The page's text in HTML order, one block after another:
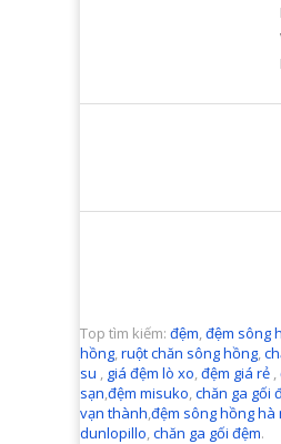
Top tìm kiếm: đệm đệm sông
hồng ruột chăn sông hồng
su
giá đệm lò xo đệm giá rẻ
sạn đệm misuko chăn ga gối
vạn thành đệm sông hồng hà
dunlopillo chăn ga gối đệm.